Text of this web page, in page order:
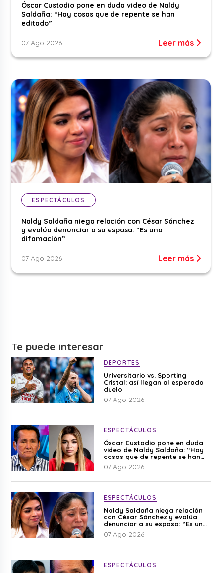
Óscar Custodio pone en duda video de Naldy
Saldaña: “Hay cosas que de repente se han
editado”
07 Ago 2026 Leer más
ESPECTÁCULOS
Naldy Saldaña niega relación con César Sánchez
y evalúa denunciar a su esposa: “Es una
difamación”
07 Ago 2026 Leer más
Te puede interesar
DEPORTES
Universitario vs. Sporting
Cristal: así llegan al esperado
duelo
07 Ago 2026
ESPECTÁCULOS
Óscar Custodio pone en duda
video de Naldy Saldaña: “Hay
cosas que de repente se han
editado”
07 Ago 2026
ESPECTÁCULOS
Naldy Saldaña niega relación
con César Sánchez y evalúa
denunciar a su esposa: “Es una
difamación”
07 Ago 2026
ESPECTÁCULOS